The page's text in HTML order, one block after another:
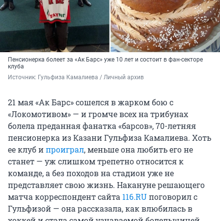
Пенсионерка болеет за «Ак Барс» уже 10 лет и состоит в фан-секторе
клуба
Источник: Гульфиза Камалиева / Личный архив
21 мая «Ак Барс» сошелся в жарком бою с
«Локомотивом» — и громче всех на трибунах
болела преданная фанатка «барсов»,70-летняя
пенсионерка из Казани Гульфиза Камалиева. Хоть
ее клуб ипроиграл, меньше она любить его не
станет — уж слишком трепетно относится к
команде, а без походов на стадион уже не
представляет свою жизнь. Накануне решающего
матча корреспондент сайта 116.RUпоговорил с
Гульфизой — она рассказала, как влюбилась в